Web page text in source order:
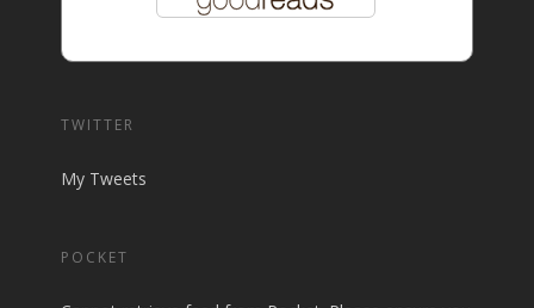
TWITTER
My Tweets
POCKET